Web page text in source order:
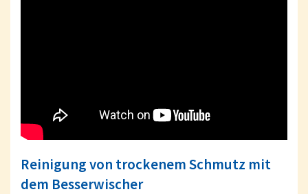
Reinigung von trockenem Schmutz mit
dem Besserwischer